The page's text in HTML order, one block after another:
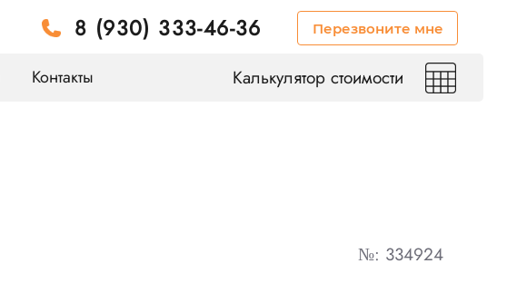
8 (930) 333-46-36 Перезвоните мне
Контакты Калькулятор стоимости
№: 334924